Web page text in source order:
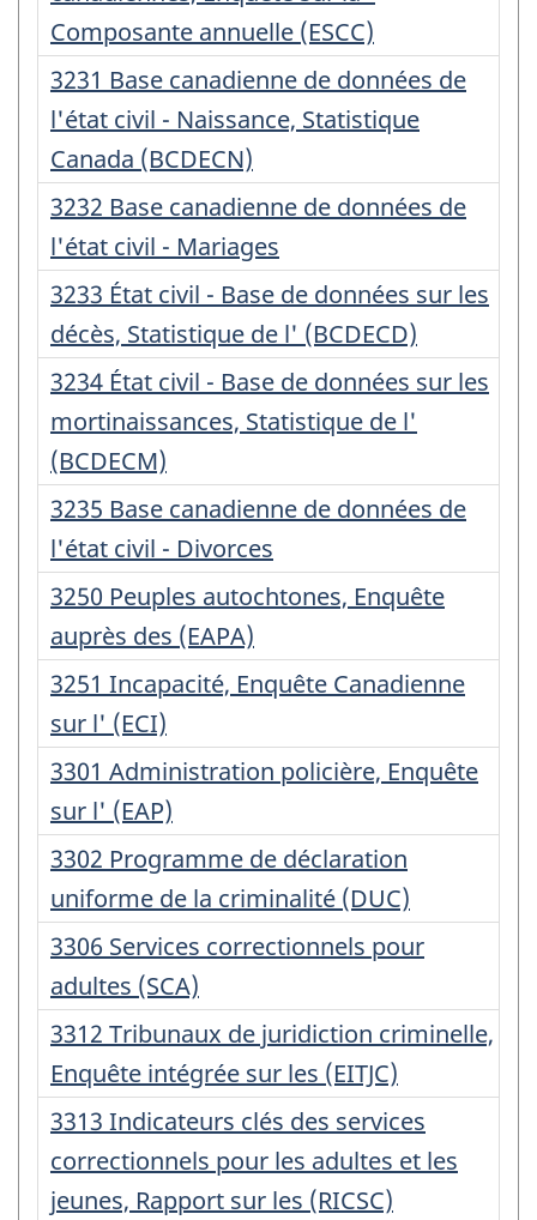
:
Composante annuelle (ESCC)
Numéro
d'enregistrement
:
3231 Base canadienne de données de
l'état civil - Naissance, Statistique
Canada (BCDECN)
Numéro
d'enregistrement
:
3232 Base canadienne de données de
l'état civil - Mariages
Numéro
d'enregistrement
:
3233 État civil - Base de données sur les
décès, Statistique de l' (BCDECD)
Numéro
d'enregistrement
:
3234 État civil - Base de données sur les
mortinaissances, Statistique de l'
(BCDECM)
Numéro
d'enregistrement
:
3235 Base canadienne de données de
l'état civil - Divorces
Numéro
d'enregistrement
:
3250 Peuples autochtones, Enquête
auprès des (EAPA)
Numéro
d'enregistrement
:
3251 Incapacité, Enquête Canadienne
sur l' (ECI)
Numéro
d'enregistrement
:
3301 Administration policière, Enquête
sur l' (EAP)
Numéro
d'enregistrement
:
3302 Programme de déclaration
uniforme de la criminalité (DUC)
Numéro
d'enregistrement
:
3306 Services correctionnels pour
adultes (SCA)
Numéro
d'enregistrement
:
3312 Tribunaux de juridiction criminelle,
Enquête intégrée sur les (EITJC)
Numéro
d'enregistrement
:
3313 Indicateurs clés des services
correctionnels pour les adultes et les
jeunes, Rapport sur les (RICSC)